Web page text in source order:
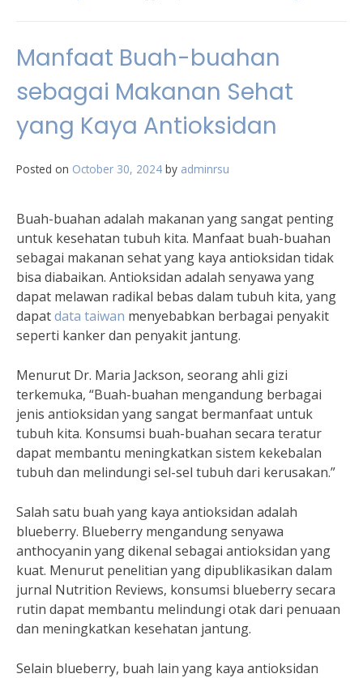
Manfaat Buah-buahan
sebagai Makanan Sehat
yang Kaya Antioksidan
Posted on October 30, 2024 by adminrsu
Buah-buahan adalah makanan yang sangat penting
untuk kesehatan tubuh kita. Manfaat buah-buahan
sebagai makanan sehat yang kaya antioksidan tidak
bisa diabaikan. Antioksidan adalah senyawa yang
dapat melawan radikal bebas dalam tubuh kita, yang
dapatdata taiwan menyebabkan berbagai penyakit
seperti kanker dan penyakit jantung.
Menurut Dr. Maria Jackson, seorang ahli gizi
terkemuka, “Buah-buahan mengandung berbagai
jenis antioksidan yang sangat bermanfaat untuk
tubuh kita. Konsumsi buah-buahan secara teratur
dapat membantu meningkatkan sistem kekebalan
tubuh dan melindungi sel-sel tubuh dari kerusakan.”
Salah satu buah yang kaya antioksidan adalah
blueberry. Blueberry mengandung senyawa
anthocyanin yang dikenal sebagai antioksidan yang
kuat. Menurut penelitian yang dipublikasikan dalam
jurnal Nutrition Reviews, konsumsi blueberry secara
rutin dapat membantu melindungi otak dari penuaan
dan meningkatkan kesehatan jantung.
Selain blueberry, buah lain yang kaya antioksidan